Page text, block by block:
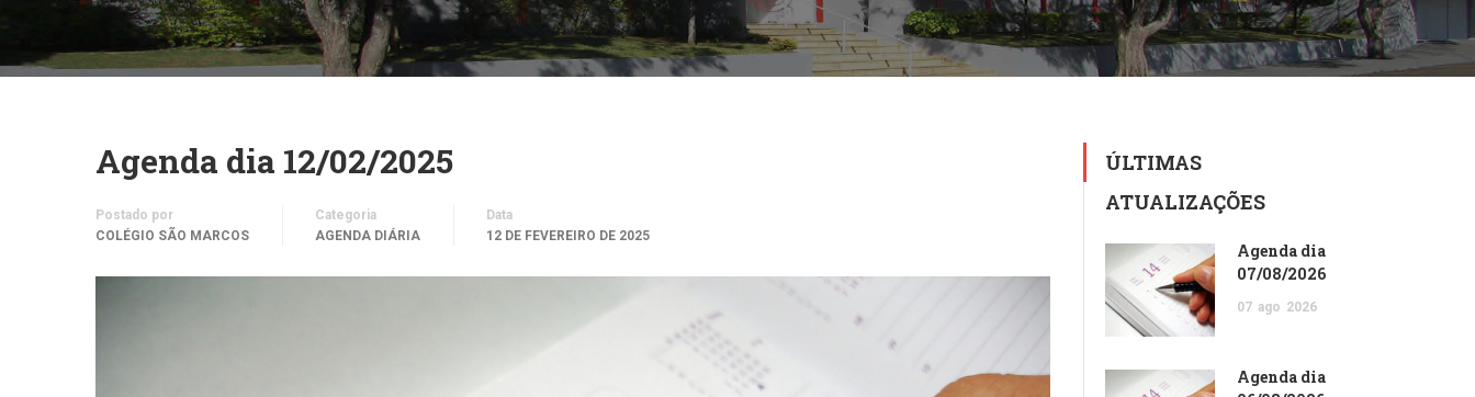
Agenda dia 12/02/2025
Postado por
COLÉGIO SÃO MARCOS
Categoria
AGENDA DIÁRIA
Data
12 DE FEVEREIRO DE 2025
ÚLTIMAS
ATUALIZAÇÕES
Agenda dia
07/08/2026
07 ago 2026
Agenda dia